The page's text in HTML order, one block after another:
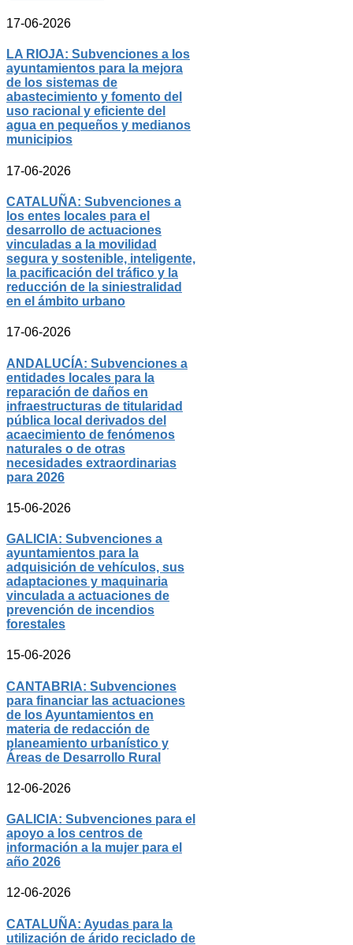
17-06-2026
LA RIOJA: Subvenciones a los
ayuntamientos para la mejora
de los sistemas de
abastecimiento y fomento del
uso racional y eficiente del
agua en pequeños y medianos
municipios
17-06-2026
CATALUÑA: Subvenciones a
los entes locales para el
desarrollo de actuaciones
vinculadas a la movilidad
segura y sostenible, inteligente,
la pacificación del tráfico y la
reducción de la siniestralidad
en el ámbito urbano
17-06-2026
ANDALUCÍA: Subvenciones a
entidades locales para la
reparación de daños en
infraestructuras de titularidad
pública local derivados del
acaecimiento de fenómenos
naturales o de otras
necesidades extraordinarias
para 2026
15-06-2026
GALICIA: Subvenciones a
ayuntamientos para la
adquisición de vehículos, sus
adaptaciones y maquinaria
vinculada a actuaciones de
prevención de incendios
forestales
15-06-2026
CANTABRIA: Subvenciones
para financiar las actuaciones
de los Ayuntamientos en
materia de redacción de
planeamiento urbanístico y
Áreas de Desarrollo Rural
12-06-2026
GALICIA: Subvenciones para el
apoyo a los centros de
información a la mujer para el
año 2026
12-06-2026
CATALUÑA: Ayudas para la
utilización de árido reciclado de